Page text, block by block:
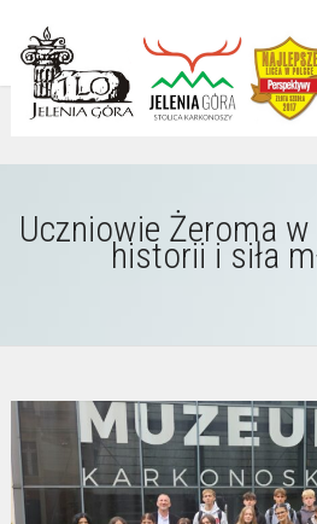
Uczniowie Żeroma
historii i siła